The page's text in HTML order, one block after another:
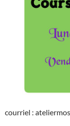
courriel :